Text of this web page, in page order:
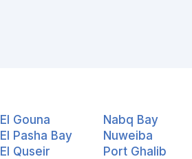
El Gouna
El Pasha Bay
El Quseir
Nabq Bay
Nuweiba
Port Ghalib